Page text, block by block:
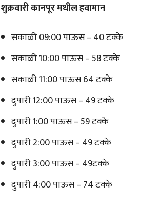
शुक्रवारी कानपूर मधील हवामान
सकाळी 09:00 पाऊस – 40 टक्के
सकाळी 10:00 पाऊस – 58 टक्के
सकाळी 11:00 पाऊस 64 टक्के
दुपारी 12:00 पाऊस – 49 टक्के
दुपारी 1:00 पाऊस – 59 टक्के
दुपारी 2:00 पाऊस – 49 टक्के
दुपारी 3:00 पाऊस – 49टक्के
दुपारी 4:00 पाऊस – 74 टक्के